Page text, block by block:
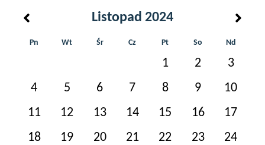
Listopad 2024
Pn Wt Śr Cz Pt So Nd
1 2
3
4
5 6 7 8 9
10
11
12 13 14 15 16
17
18
19 20 21 22 23
24